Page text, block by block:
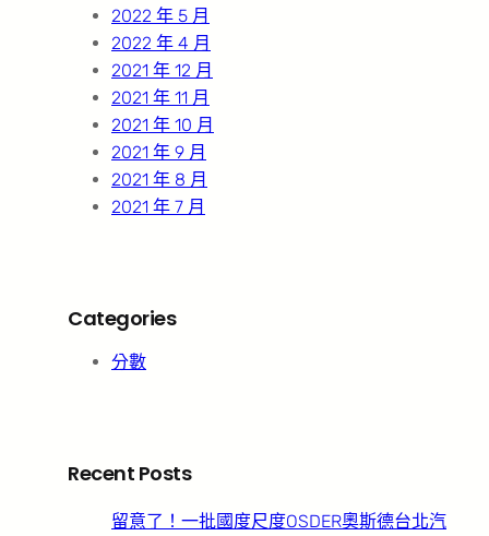
2022 年 5 月
2022 年 4 月
2021 年 12 月
2021 年 11 月
2021 年 10 月
2021 年 9 月
2021 年 8 月
2021 年 7 月
Categories
分數
Recent Posts
留意了！一批國度尺度OSDER奧斯德台北汽